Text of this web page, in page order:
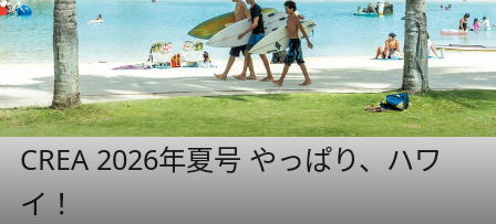
CREA 2026年夏号 やっぱり、ハワ
イ！